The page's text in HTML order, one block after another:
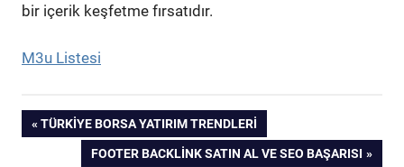
bir içerik keşfetme fırsatıdır.
M3u Listesi
Yazı
PREVIOUS
TÜRKIYE BORSA YATIRIM TRENDLERI
NEXT
FOOTER BACKLINK SATIN AL VE SEO BAŞARISI